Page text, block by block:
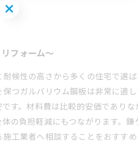
フォーム〜
候性の高さから多くの住宅で選
つガルバリウム鋼板は非常に適
す。材料費は比較的安価であり
の負担軽減にもつながります。
工業者へ相談することをおすすめ
わせはこちら